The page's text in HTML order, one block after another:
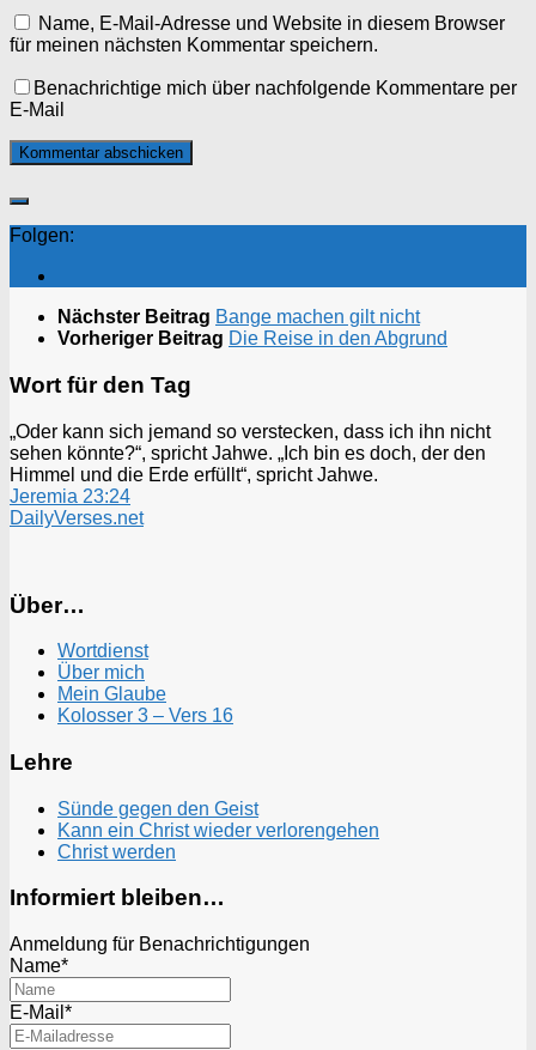
Name, E-Mail-Adresse und Website in diesem Browser
für meinen nächsten Kommentar speichern.
Benachrichtige mich über nachfolgende Kommentare per
E-Mail
Folgen:
Nächster Beitrag Bange machen gilt nicht
Vorheriger Beitrag Die Reise in den Abgrund
Wort für den Tag
„Oder kann sich jemand so verstecken, dass ich ihn nicht
sehen könnte?“, spricht Jahwe. „Ich bin es doch, der den
Himmel und die Erde erfüllt“, spricht Jahwe.
Jeremia 23:24
DailyVerses.net
Über…
Wortdienst
Über mich
Mein Glaube
Kolosser 3 – Vers 16
Lehre
Sünde gegen den Geist
Kann ein Christ wieder verlorengehen
Christ werden
Informiert bleiben…
Anmeldung für Benachrichtigungen
Name*
E-Mail*